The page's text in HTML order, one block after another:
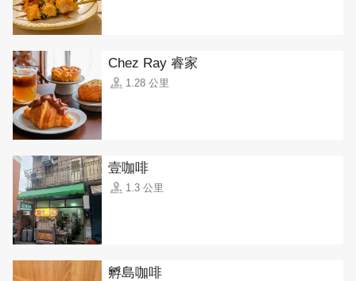
Chez Ray 睿家
1.28 公里
壹咖啡
1.3 公里
孵島咖啡